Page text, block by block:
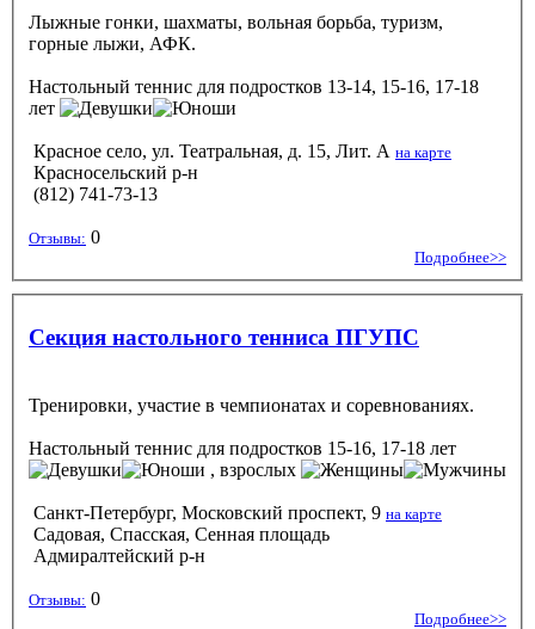
Лыжные гонки, шахматы, вольная борьба, туризм,
горные лыжи, АФК.
Настольный теннис для подростков 13-14, 15-16, 17-18
лет
Красное село, ул. Театральная, д. 15, Лит. А на карте
Красносельский р-н
(812) 741-73-13
Отзывы: 0
Подробнее>>
Секция настольного тенниса ПГУПС
Тренировки, участие в чемпионатах и соревнованиях.
Настольный теннис для подростков 15-16, 17-18 лет
, взрослых
Санкт-Петербург, Московский проспект, 9 на карте
Садовая, Спасская, Сенная площадь
Адмиралтейский р-н
Отзывы: 0
Подробнее>>